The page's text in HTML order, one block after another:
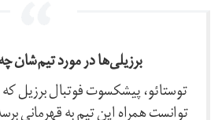
برزیلی‌ها در مورد تیم‌شان